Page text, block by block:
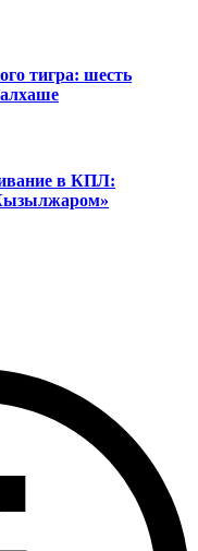
тигра: шесть
в КПЛ: